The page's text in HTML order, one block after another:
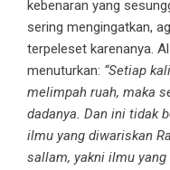
kebenaran yang
sering mengingatkan,
terpeleset karenanya.
menuturkan: “Setiap
melimpah ruah, maka
dadanya. Dan ini tidak
ilmu yang diwariskan
sallam, yakni ilmu